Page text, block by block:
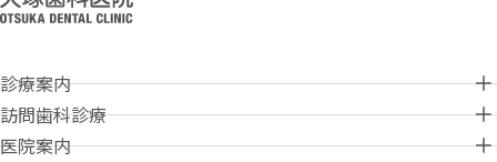
診療案内
診療案内
Medical information
訪問歯科診療
訪問歯科診療
医院案内